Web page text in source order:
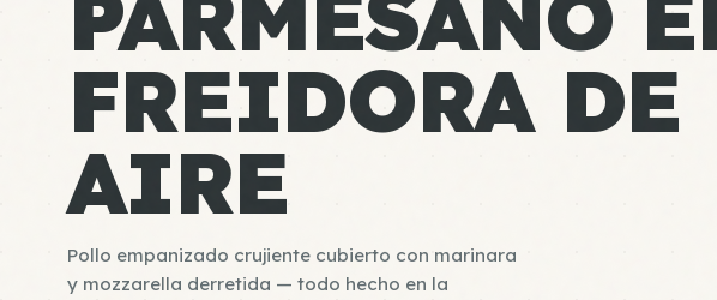
FREIDORA DE
AIRE
Pollo empanizado crujiente cubierto con marinara
y mozzarella derretida — todo hecho en la